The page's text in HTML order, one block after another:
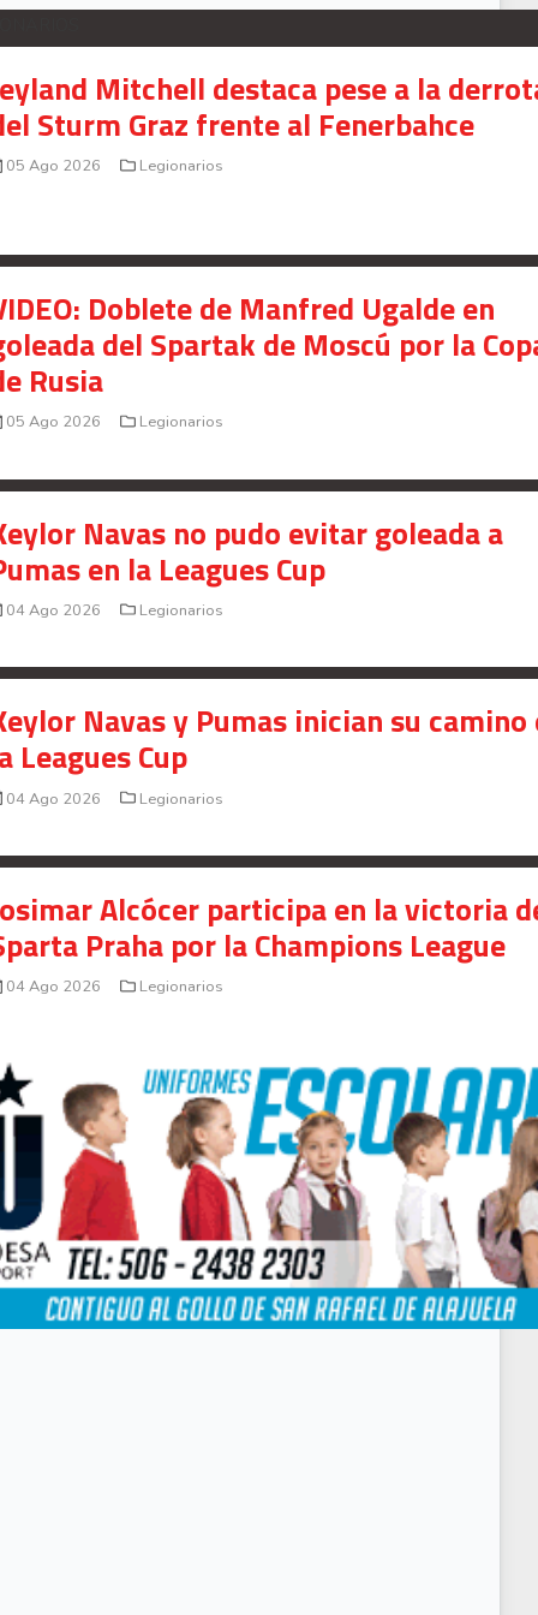
Mitchell destaca pese a la
Sturm Graz frente al Fenerbahce
05 Ago 2026 Legionarios
Doblete de Manfred Ugalde en
del Spartak de Moscú por la
Rusia
05 Ago 2026 Legionarios
Navas no pudo evitar goleada a
en la Leagues Cup
04 Ago 2026 Legionarios
Navas y Pumas inician su camino
Leagues Cup
04 Ago 2026 Legionarios
Alcócer participa en la victoria
Praha por la Champions League
04 Ago 2026 Legionarios